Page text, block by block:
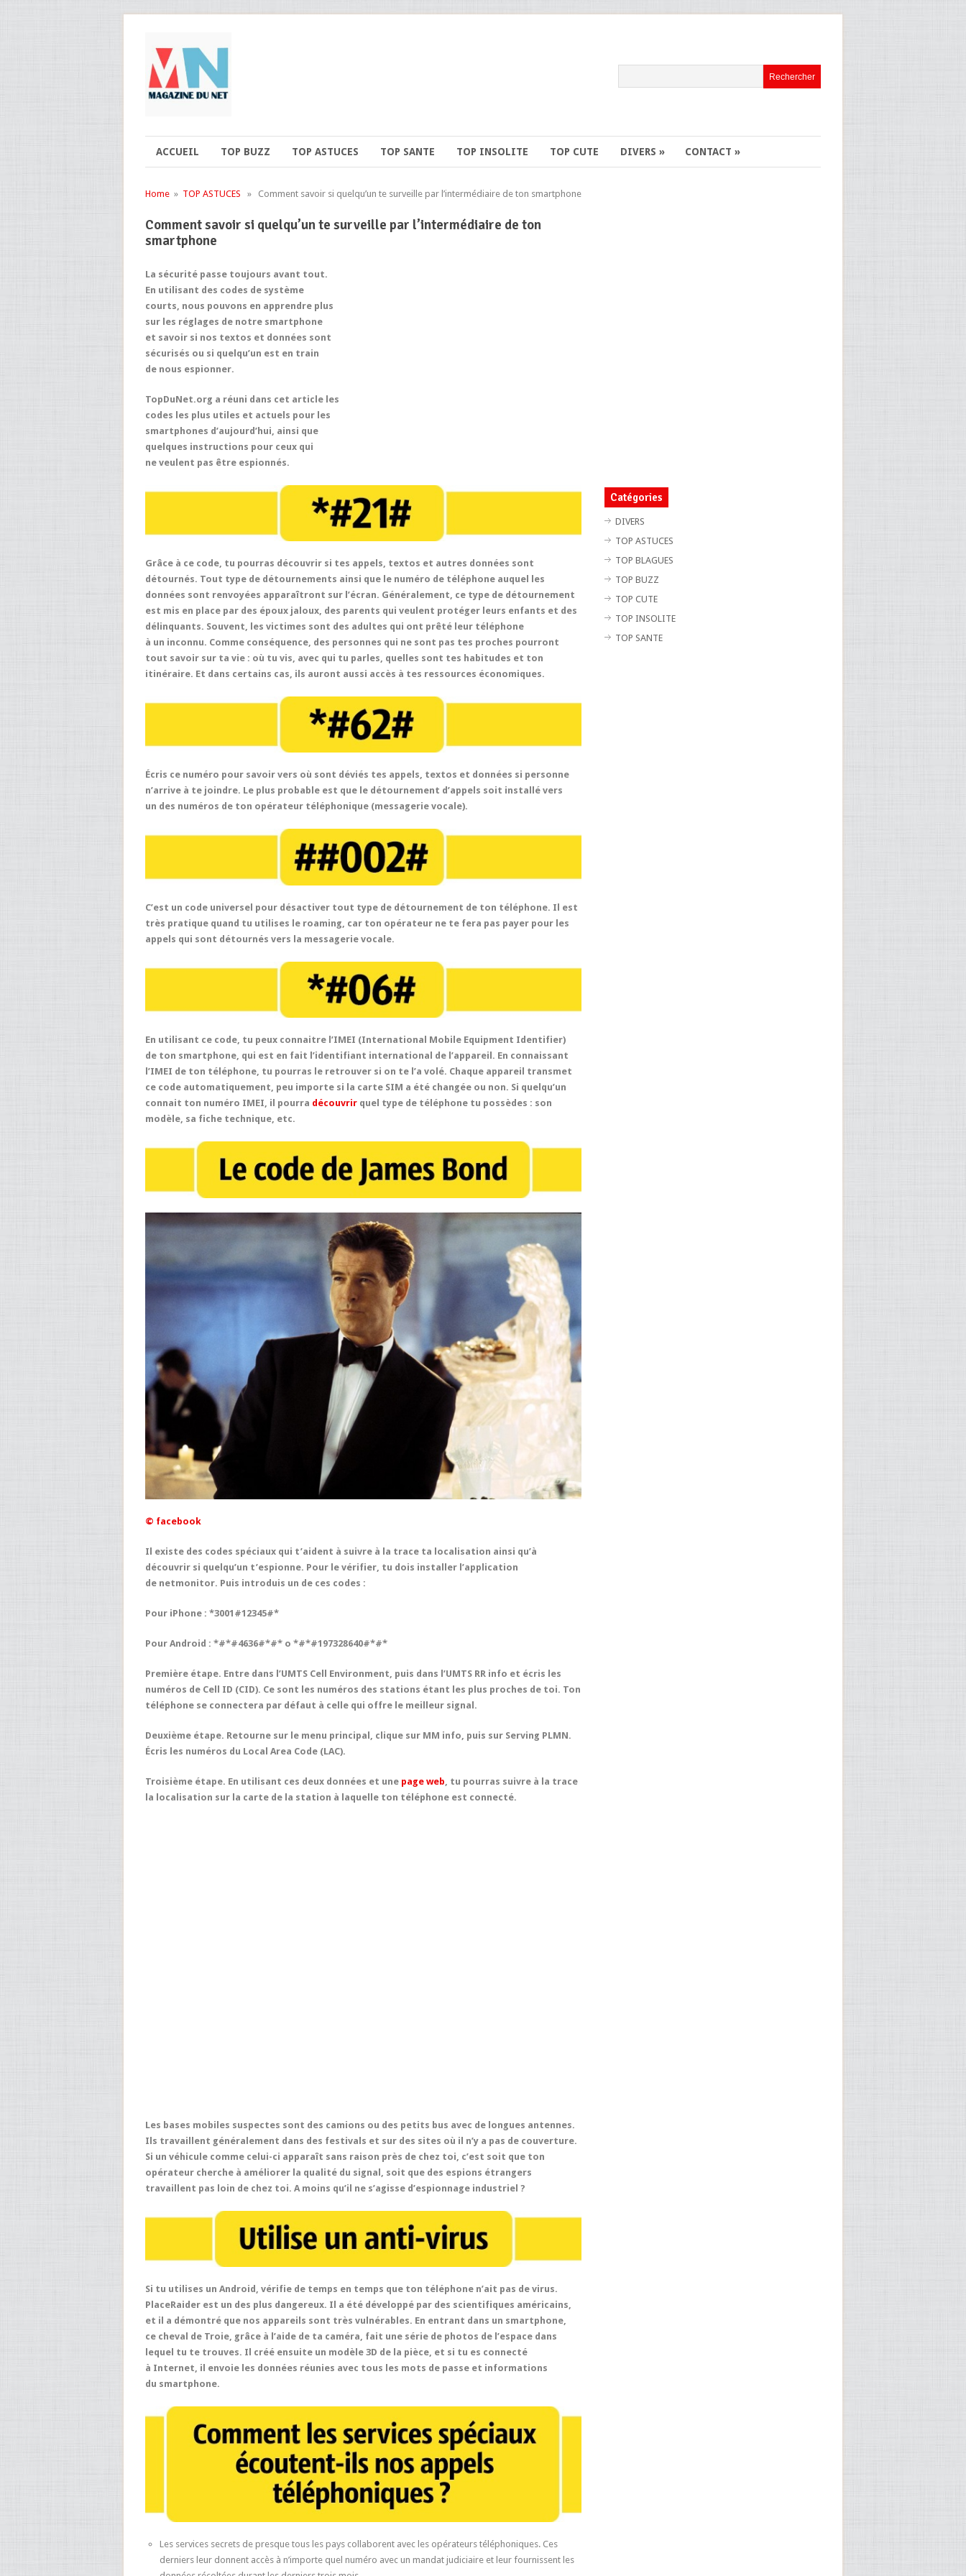
ACCUEIL TOP BUZZ TOP ASTUCES TOP SANTE TOP INSOLITE TOP CUTE DIVERS » CONTACT »
Home » TOP ASTUCES » Comment savoir si quelqu’un te surveille par l’intermédiaire de ton smartphone
Comment savoir si quelqu’un te surveille par l’intermédiaire de ton
smartphone
La sécurité passe toujours avant tout.
En utilisant des codes de système
courts, nous pouvons en apprendre plus
sur les réglages de notre smartphone
et savoir si nos textos et données sont
sécurisés ou si quelqu’un est en train
de nous espionner.
TopDuNet.org a réuni dans cet article les
codes les plus utiles et actuels pour les
smartphones d’aujourd’hui, ainsi que
quelques instructions pour ceux qui
ne veulent pas être espionnés.
Grâce à ce code, tu pourras découvrir si tes appels, textos et autres données sont
détournés. Tout type de détournements ainsi que le numéro de téléphone auquel les
données sont renvoyées apparaîtront sur l’écran. Généralement, ce type de détournement
est mis en place par des époux jaloux, des parents qui veulent protéger leurs enfants et des
délinquants. Souvent, les victimes sont des adultes qui ont prêté leur téléphone
à un inconnu. Comme conséquence, des personnes qui ne sont pas tes proches pourront
tout savoir sur ta vie : où tu vis, avec qui tu parles, quelles sont tes habitudes et ton
itinéraire. Et dans certains cas, ils auront aussi accès à tes ressources économiques.
Écris ce numéro pour savoir vers où sont déviés tes appels, textos et données si personne
n’arrive à te joindre. Le plus probable est que le détournement d’appels soit installé vers
un des numéros de ton opérateur téléphonique (messagerie vocale).
C’est un code universel pour désactiver tout type de détournement de ton téléphone. Il est
très pratique quand tu utilises le roaming, car ton opérateur ne te fera pas payer pour les
appels qui sont détournés vers la messagerie vocale.
En utilisant ce code, tu peux connaitre l’IMEI (International Mobile Equipment Identifier)
de ton smartphone, qui est en fait l’identifiant international de l’appareil. En connaissant
l’IMEI de ton téléphone, tu pourras le retrouver si on te l’a volé. Chaque appareil transmet
ce code automatiquement, peu importe si la carte SIM a été changée ou non. Si quelqu’un
connait ton numéro IMEI, il pourra découvrir quel type de téléphone tu possèdes : son
modèle, sa fiche technique, etc.
© facebook
Il existe des codes spéciaux qui t’aident à suivre à la trace ta localisation ainsi qu’à
découvrir si quelqu’un t’espionne. Pour le vérifier, tu dois installer l’application
de netmonitor. Puis introduis un de ces codes :
Pour iPhone : *3001#12345#*
Pour Android : *#*#4636#*#* o *#*#197328640#*#*
Première étape. Entre dans l’UMTS Cell Environment, puis dans l’UMTS RR info et écris les
numéros de Cell ID (CID). Ce sont les numéros des stations étant les plus proches de toi. Ton
téléphone se connectera par défaut à celle qui offre le meilleur signal.
Deuxième étape. Retourne sur le menu principal, clique sur MM info, puis sur Serving PLMN.
Écris les numéros du Local Area Code (LAC).
Troisième étape. En utilisant ces deux données et une page web , tu pourras suivre à la trace
la localisation sur la carte de la station à laquelle ton téléphone est connecté.
Les bases mobiles suspectes sont des camions ou des petits bus avec de longues antennes.
Ils travaillent généralement dans des festivals et sur des sites où il n’y a pas de couverture.
Si un véhicule comme celui-ci apparaît sans raison près de chez toi, c’est soit que ton
opérateur cherche à améliorer la qualité du signal, soit que des espions étrangers
travaillent pas loin de chez toi. A moins qu’il ne s’agisse d’espionnage industriel ?
Si tu utilises un Android, vérifie de temps en temps que ton téléphone n’ait pas de virus.
PlaceRaider est un des plus dangereux. Il a été développé par des scientifiques américains,
et il a démontré que nos appareils sont très vulnérables. En entrant dans un smartphone,
ce cheval de Troie, grâce à l’aide de ta caméra, fait une série de photos de l’espace dans
lequel tu te trouves. Il créé ensuite un modèle 3D de la pièce, et si tu es connecté
à Internet, il envoie les données réunies avec tous les mots de passe et informations
du smartphone.
Les services secrets de presque tous les pays collaborent avec les opérateurs téléphoniques. Ces
derniers leur donnent accès à n’importe quel numéro avec un mandat judiciaire et leur fournissent les
Catégories
DIVERS
TOP ASTUCES
TOP BLAGUES
TOP BUZZ
TOP CUTE
TOP INSOLITE
TOP SANTE